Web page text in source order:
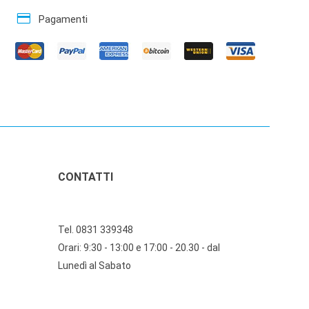
credit_card Pagamenti
CONTATTI
Tel. 0831 339348
Orari: 9:30 - 13:00 e 17:00 - 20.30 - dal
Lunedì al Sabato